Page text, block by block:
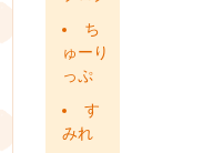
ち
ゅーり
っぷ
す
みれ